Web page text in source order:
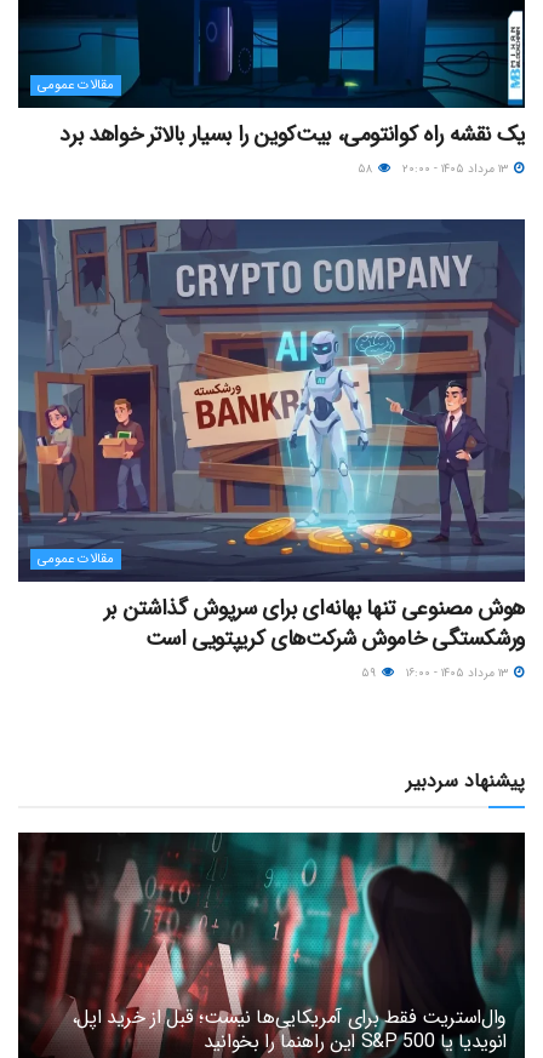
مقالات عمومی
یک نقشه راه کوانتومی، بیت‌کوین را بسیار بالاتر خواهد برد
مقالات عمومی
هوش مصنوعی تنها بهانه‌ای برای سرپوش گذاشتن بر
ورشکستگی خاموش شرکت‌های کریپتویی است
پیشنهاد سردبیر
وال‌استریت فقط برای آمریکایی‌ها نیست؛ قبل از خرید اپل،
انویدیا یا S&P 500 این راهنما را بخوانید